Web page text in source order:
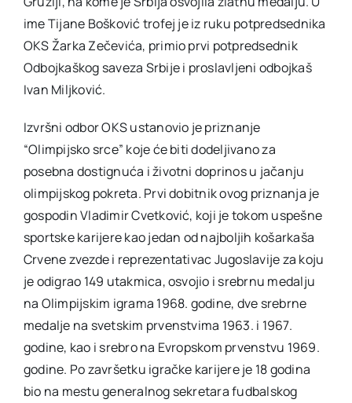
ime Tijane Bošković trofej je iz ruku potpredsednika
OKS Žarka Zečevića, primio prvi potpredsednik
Odbojkaškog saveza Srbije i proslavljeni odbojkaš
Ivan Miljković.
Izvršni odbor OKS ustanovio je priznanje
“Olimpijsko srce” koje će biti dodeljivano za
posebna dostignuća i životni doprinos u jačanju
olimpijskog pokreta. Prvi dobitnik ovog priznanja je
gospodin Vladimir Cvetković, koji je tokom uspešne
sportske karijere kao jedan od najboljih košarkaša
Crvene zvezde i reprezentativac Jugoslavije za koju
je odigrao 149 utakmica, osvojio i srebrnu medalju
na Olimpijskim igrama 1968. godine, dve srebrne
medalje na svetskim prvenstvima 1963. i 1967.
godine, kao i srebro na Evropskom prvenstvu 1969.
godine. Po završetku igračke karijere je 18 godina
bio na mestu generalnog sekretara fudbalskog